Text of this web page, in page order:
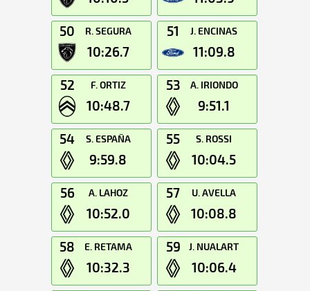
50 R. SEGURA
10:26.7
51 J. ENCINAS
11:09.8
52 F. ORTIZ
10:48.7
53 A. IRIONDO
9:51.1
54 S. ESPAÑA
9:59.8
55 S. ROSSI
10:04.5
56 A. LAHOZ
10:52.0
57 U. AVELLA
10:08.8
58 E. RETAMA
10:32.3
59 J. NUALART
10:06.4